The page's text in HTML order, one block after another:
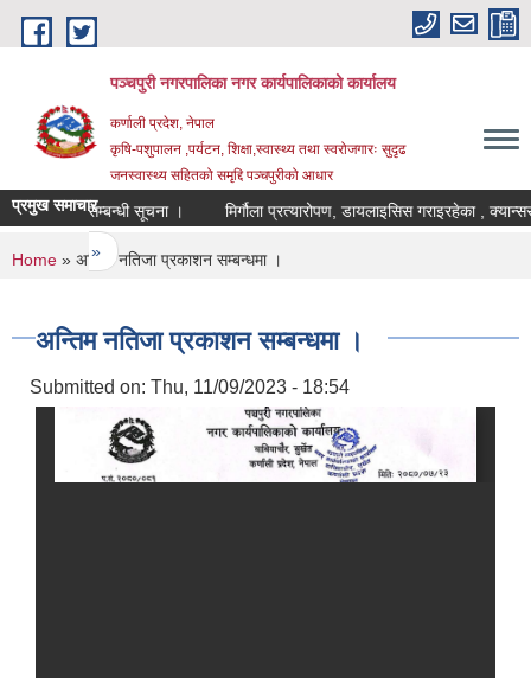
Skip to main content
पञ्चपुरी नगरपालिका नगर कार्यपालिकाको कार्यालय
कर्णाली प्रदेश, नेपाल
कृषि-पशुपालन ,पर्यटन, शिक्षा,स्वास्थ्य तथा स्वरोजगारः सुदृढ
जनस्वास्थ्य सहितको समृद्दि पञ्चपुरीको आधार
प्रमुख समाचार
गर्ने सम्बन्धी सूचना । मिर्गौला प्रत्यारोपण, डायलाइसिस गराइरहेका , क्यान्सर
You are here
Home » अन्तिम नतिजा प्रकाशन सम्बन्धमा ।
अन्तिम नतिजा प्रकाशन सम्बन्धमा ।
Submitted on: Thu, 11/09/2023 - 18:54